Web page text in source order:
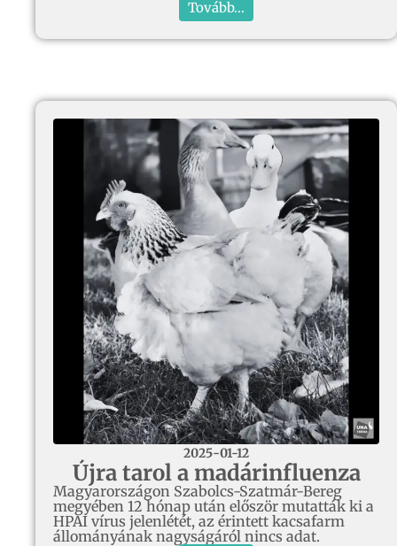
Tovább...
2025-01-12
Újra tarol a madárinfluenza
Magyarországon Szabolcs-Szatmár-Bereg
megyében 12 hónap után először mutatták ki a
HPAI vírus jelenlétét, az érintett kacsafarm
állományának nagyságáról nincs adat.